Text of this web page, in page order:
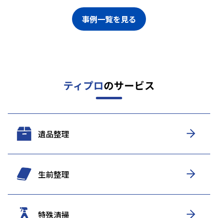
事例一覧を見る
ティプロのサービス
遺品整理
生前整理
特殊清掃